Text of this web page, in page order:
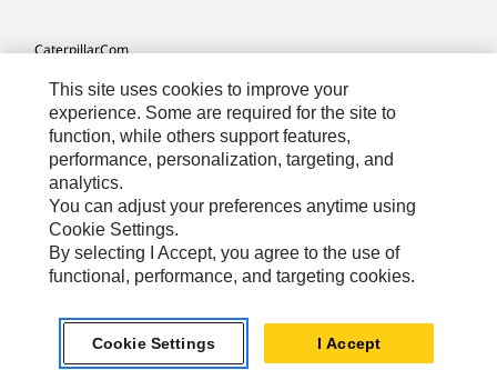
Caterpillar.com
Caterpillar Müşteri Hizmetleri Ve Iletişim
Site Haritası
Cookie Settings
Yasal
Gizlilik
Africa, Middle East ‧ Türk© 2026 Caterpillar. Tüm Hakları Saklıdır.
This site uses cookies to improve your
experience. Some are required for the site to
function, while others support features,
performance, personalization, targeting, and
analytics.
You can adjust your preferences anytime using
Cookie Settings.
By selecting I Accept, you agree to the use of
functional, performance, and targeting cookies.
Cookie Settings I Accept